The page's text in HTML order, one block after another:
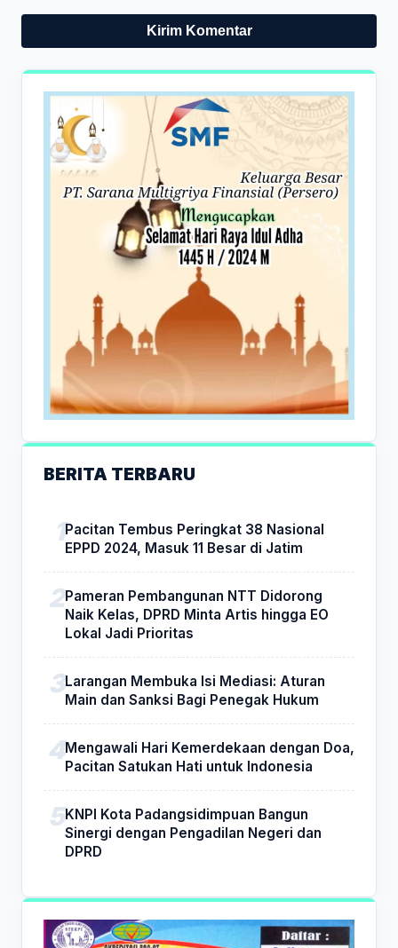
BERITA TERBARU
Pacitan Tembus Peringkat 38 Nasional
EPPD 2024, Masuk 11 Besar di Jatim
Pameran Pembangunan NTT Didorong
Naik Kelas, DPRD Minta Artis hingga EO
Lokal Jadi Prioritas
Larangan Membuka Isi Mediasi: Aturan
Main dan Sanksi Bagi Penegak Hukum
Mengawali Hari Kemerdekaan dengan Doa,
Pacitan Satukan Hati untuk Indonesia
KNPI Kota Padangsidimpuan Bangun
Sinergi dengan Pengadilan Negeri dan
DPRD